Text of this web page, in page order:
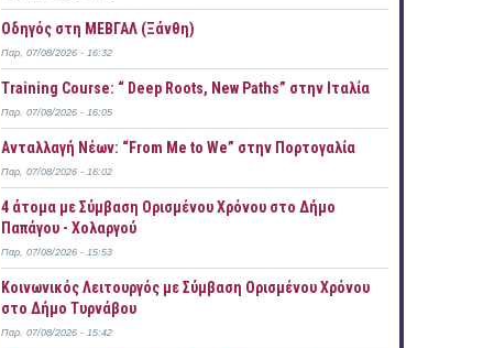
Οδηγός στη ΜΕΒΓΑΛ (Ξάνθη)
Παρ, 07/08/2026 - 16:32
Training Course: “ Deep Roots, New Paths” στην Ιταλία
Παρ, 07/08/2026 - 16:05
Ανταλλαγή Νέων: “From Me to We” στην Πορτογαλία
Παρ, 07/08/2026 - 16:02
4 άτομα με Σύμβαση Ορισμένου Χρόνου στο Δήμο
Παπάγου - Χολαργού
Παρ, 07/08/2026 - 15:53
Κοινωνικός Λειτουργός με Σύμβαση Ορισμένου Χρόνου
στο Δήμο Τυρνάβου
Παρ, 07/08/2026 - 15:42